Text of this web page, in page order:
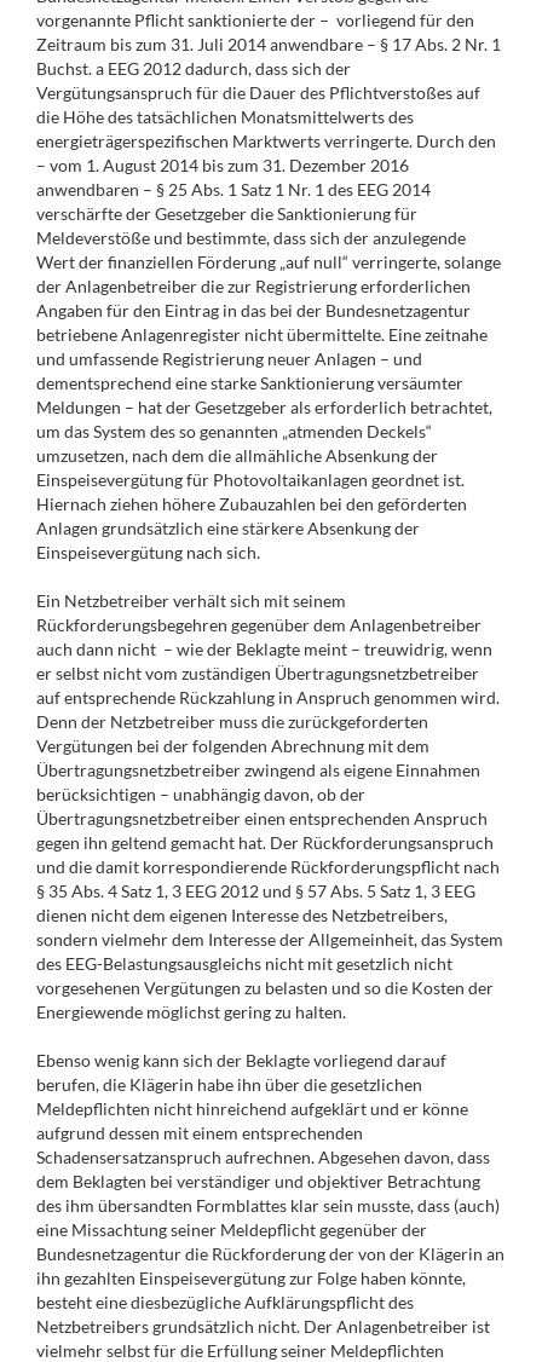
vorgenannte Pflicht sanktionierte der – vorliegend für den
Zeitraum bis zum 31. Juli 2014 anwendbare – § 17 Abs. 2 Nr. 1
Buchst. a EEG 2012 dadurch, dass sich der
Vergütungsanspruch für die Dauer des Pflichtverstoßes auf
die Höhe des tatsächlichen Monatsmittelwerts des
energieträgerspezifischen Marktwerts verringerte. Durch den
– vom 1. August 2014 bis zum 31. Dezember 2016
anwendbaren – § 25 Abs. 1 Satz 1 Nr. 1 des EEG 2014
verschärfte der Gesetzgeber die Sanktionierung für
Meldeverstöße und bestimmte, dass sich der anzulegende
Wert der finanziellen Förderung „auf null“ verringerte, solange
der Anlagenbetreiber die zur Registrierung erforderlichen
Angaben für den Eintrag in das bei der Bundesnetzagentur
betriebene Anlagenregister nicht übermittelte. Eine zeitnahe
und umfassende Registrierung neuer Anlagen – und
dementsprechend eine starke Sanktionierung versäumter
Meldungen – hat der Gesetzgeber als erforderlich betrachtet,
um das System des so genannten „atmenden Deckels“
umzusetzen, nach dem die allmähliche Absenkung der
Einspeisevergütung für Photovoltaikanlagen geordnet ist.
Hiernach ziehen höhere Zubauzahlen bei den geförderten
Anlagen grundsätzlich eine stärkere Absenkung der
Einspeisevergütung nach sich.
Ein Netzbetreiber verhält sich mit seinem
Rückforderungsbegehren gegenüber dem Anlagenbetreiber
auch dann nicht – wie der Beklagte meint – treuwidrig, wenn
er selbst nicht vom zuständigen Übertragungsnetzbetreiber
auf entsprechende Rückzahlung in Anspruch genommen wird.
Denn der Netzbetreiber muss die zurückgeforderten
Vergütungen bei der folgenden Abrechnung mit dem
Übertragungsnetzbetreiber zwingend als eigene Einnahmen
berücksichtigen – unabhängig davon, ob der
Übertragungsnetzbetreiber einen entsprechenden Anspruch
gegen ihn geltend gemacht hat. Der Rückforderungsanspruch
und die damit korrespondierende Rückforderungspflicht nach
§ 35 Abs. 4 Satz 1, 3 EEG 2012 und § 57 Abs. 5 Satz 1, 3 EEG
dienen nicht dem eigenen Interesse des Netzbetreibers,
sondern vielmehr dem Interesse der Allgemeinheit, das System
des EEG-Belastungsausgleichs nicht mit gesetzlich nicht
vorgesehenen Vergütungen zu belasten und so die Kosten der
Energiewende möglichst gering zu halten.
Ebenso wenig kann sich der Beklagte vorliegend darauf
berufen, die Klägerin habe ihn über die gesetzlichen
Meldepflichten nicht hinreichend aufgeklärt und er könne
aufgrund dessen mit einem entsprechenden
Schadensersatzanspruch aufrechnen. Abgesehen davon, dass
dem Beklagten bei verständiger und objektiver Betrachtung
des ihm übersandten Formblattes klar sein musste, dass (auch)
eine Missachtung seiner Meldepflicht gegenüber der
Bundesnetzagentur die Rückforderung der von der Klägerin an
ihn gezahlten Einspeisevergütung zur Folge haben könnte,
besteht eine diesbezügliche Aufklärungspflicht des
Netzbetreibers grundsätzlich nicht. Der Anlagenbetreiber ist
vielmehr selbst für die Erfüllung seiner Meldepflichten